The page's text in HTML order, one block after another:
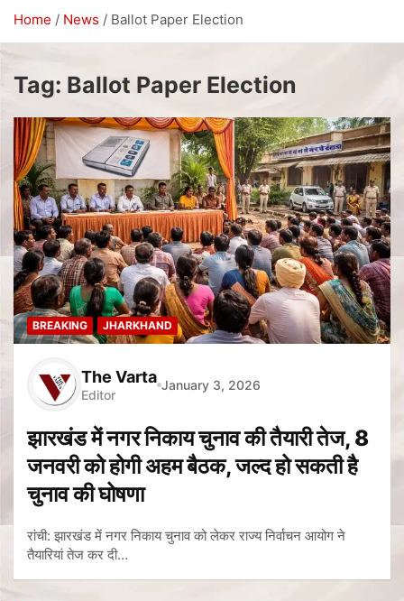
Home News Ballot Paper Election
Tag: Ballot Paper Election
BREAKING JHARKHAND
The Varta
Editor
January 3, 2026
झारखंड में नगर निकाय चुनाव की तैयारी तेज, 8
जनवरी को होगी अहम बैठक, जल्द हो सकती है
चुनाव की घोषणा
रांची: झारखंड में नगर निकाय चुनाव को लेकर राज्य निर्वाचन आयोग ने
तैयारियां तेज कर दी…